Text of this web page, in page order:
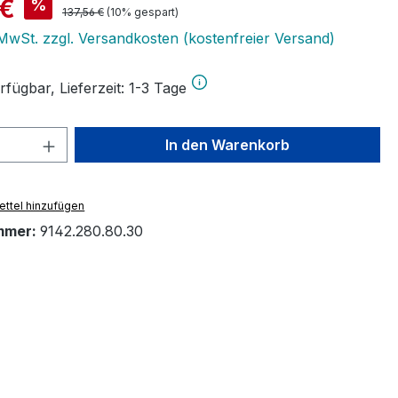
% Regulärer Preis:
137,56 € (10% gespart)
zzgl. Versandkosten (kostenfreier Versand)
Lieferzeit: 1-3 Tage
Anzahl: Gib den gewünschten Wert
In den Warenkorb
hinzufügen
9142.280.80.30